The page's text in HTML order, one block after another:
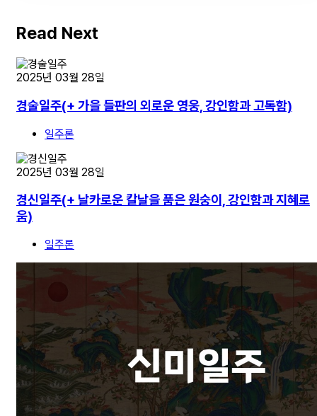
Read Next
2025년 03월 28일
경술일주(+ 가을 들판의 외로운 영웅, 강인함과 고독함)
일주론
2025년 03월 28일
경신일주(+ 날카로운 칼날을 품은 원숭이, 강인함과 지혜로
움)
일주론